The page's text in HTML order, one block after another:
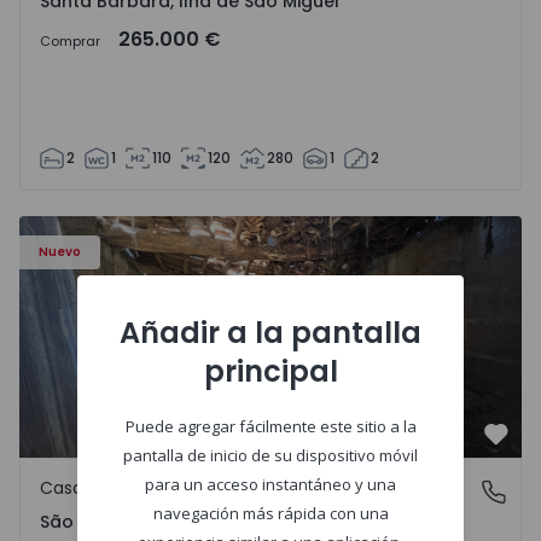
Comprar 265.000 €
2 1 110 120 280 1 2
Nuevo
Casa Vila Real, São Tomé do Castelo e Justes - 1575189 - 1
São Tomé do Castelo e Justes, Vila Real
Casa de Campo
São Tomé do Castelo e Justes, Vila Real
Añadir a la pantalla
principal
Puede agregar fácilmente este sitio a la
pantalla de inicio de su dispositivo móvil
para un acceso instantáneo y una
navegación más rápida con una